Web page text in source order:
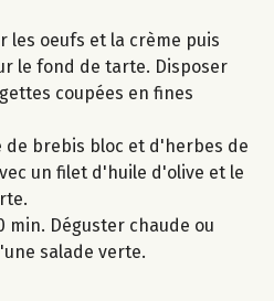
les oeufs et la crème puis
le fond de tarte. Disposer
coupées en fines
de brebis bloc et d'herbes de
un filet d'huile d'olive et le
min. Déguster chaude ou
salade verte.